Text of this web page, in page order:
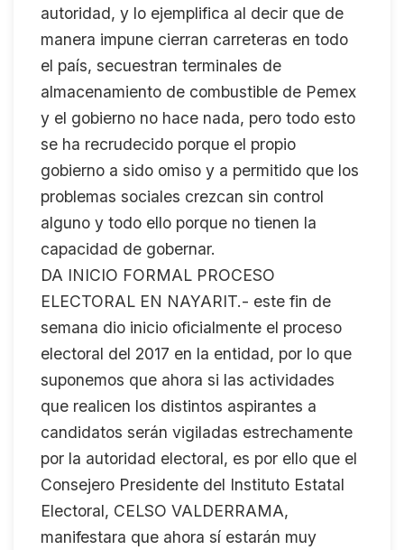
autoridad, y lo ejemplifica al decir que de
manera impune cierran carreteras en todo
el país, secuestran terminales de
almacenamiento de combustible de Pemex
y el gobierno no hace nada, pero todo esto
se ha recrudecido porque el propio
gobierno a sido omiso y a permitido que los
problemas sociales crezcan sin control
alguno y todo ello porque no tienen la
capacidad de gobernar.
DA INICIO FORMAL PROCESO
ELECTORAL EN NAYARIT.- este fin de
semana dio inicio oficialmente el proceso
electoral del 2017 en la entidad, por lo que
suponemos que ahora si las actividades
que realicen los distintos aspirantes a
candidatos serán vigiladas estrechamente
por la autoridad electoral, es por ello que el
Consejero Presidente del Instituto Estatal
Electoral, CELSO VALDERRAMA,
manifestara que ahora sí estarán muy